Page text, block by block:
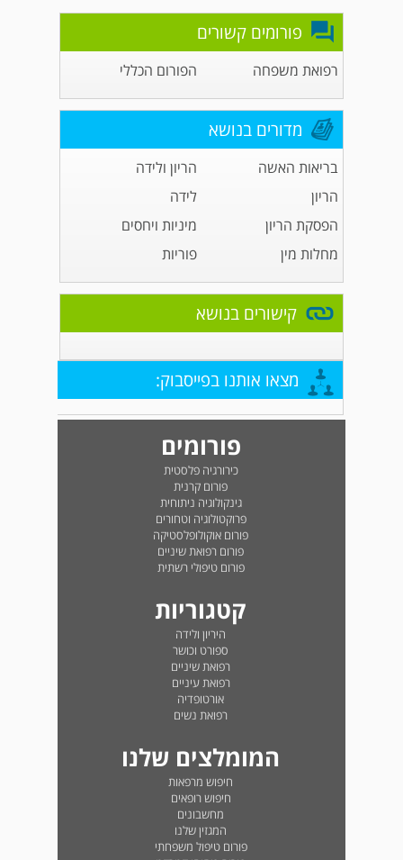
פורומים קשורים
רפואת משפחה הפורום הכללי
מדורים בנושא
בריאות האשה
הריון ולידה
הריון
לידה
הפסקת הריון
מיניות ויחסים
מחלות מין
פוריות
קישורים בנושא
מצאו אותנו בפייסבוק:
פורומים
כירורגיה פלסטית
פורום קרנית
גינקולוגיה ניתוחית
פרוקטולוגיה וטחורים
פורום אוקולופלסטיקה
פורום רפואת שיניים
פורום טיפולי רשתית
קטגוריות
היריון ולידה
ספורט וכושר
רפואת שיניים
רפואת עיניים
אורטופדיה
רפואת נשים
המומלצים שלנו
חיפוש מרפאות
חיפוש רופאים
מחשבונים
המגזין שלנו
פורום טיפול משפחתי